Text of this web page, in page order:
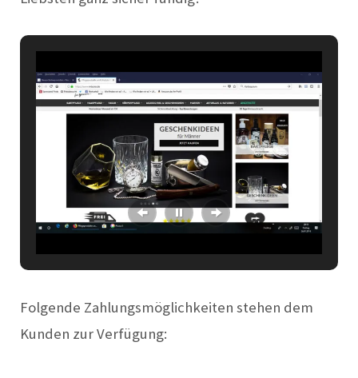
Folgende Zahlungsmöglichkeiten stehen dem
Kunden zur Verfügung: